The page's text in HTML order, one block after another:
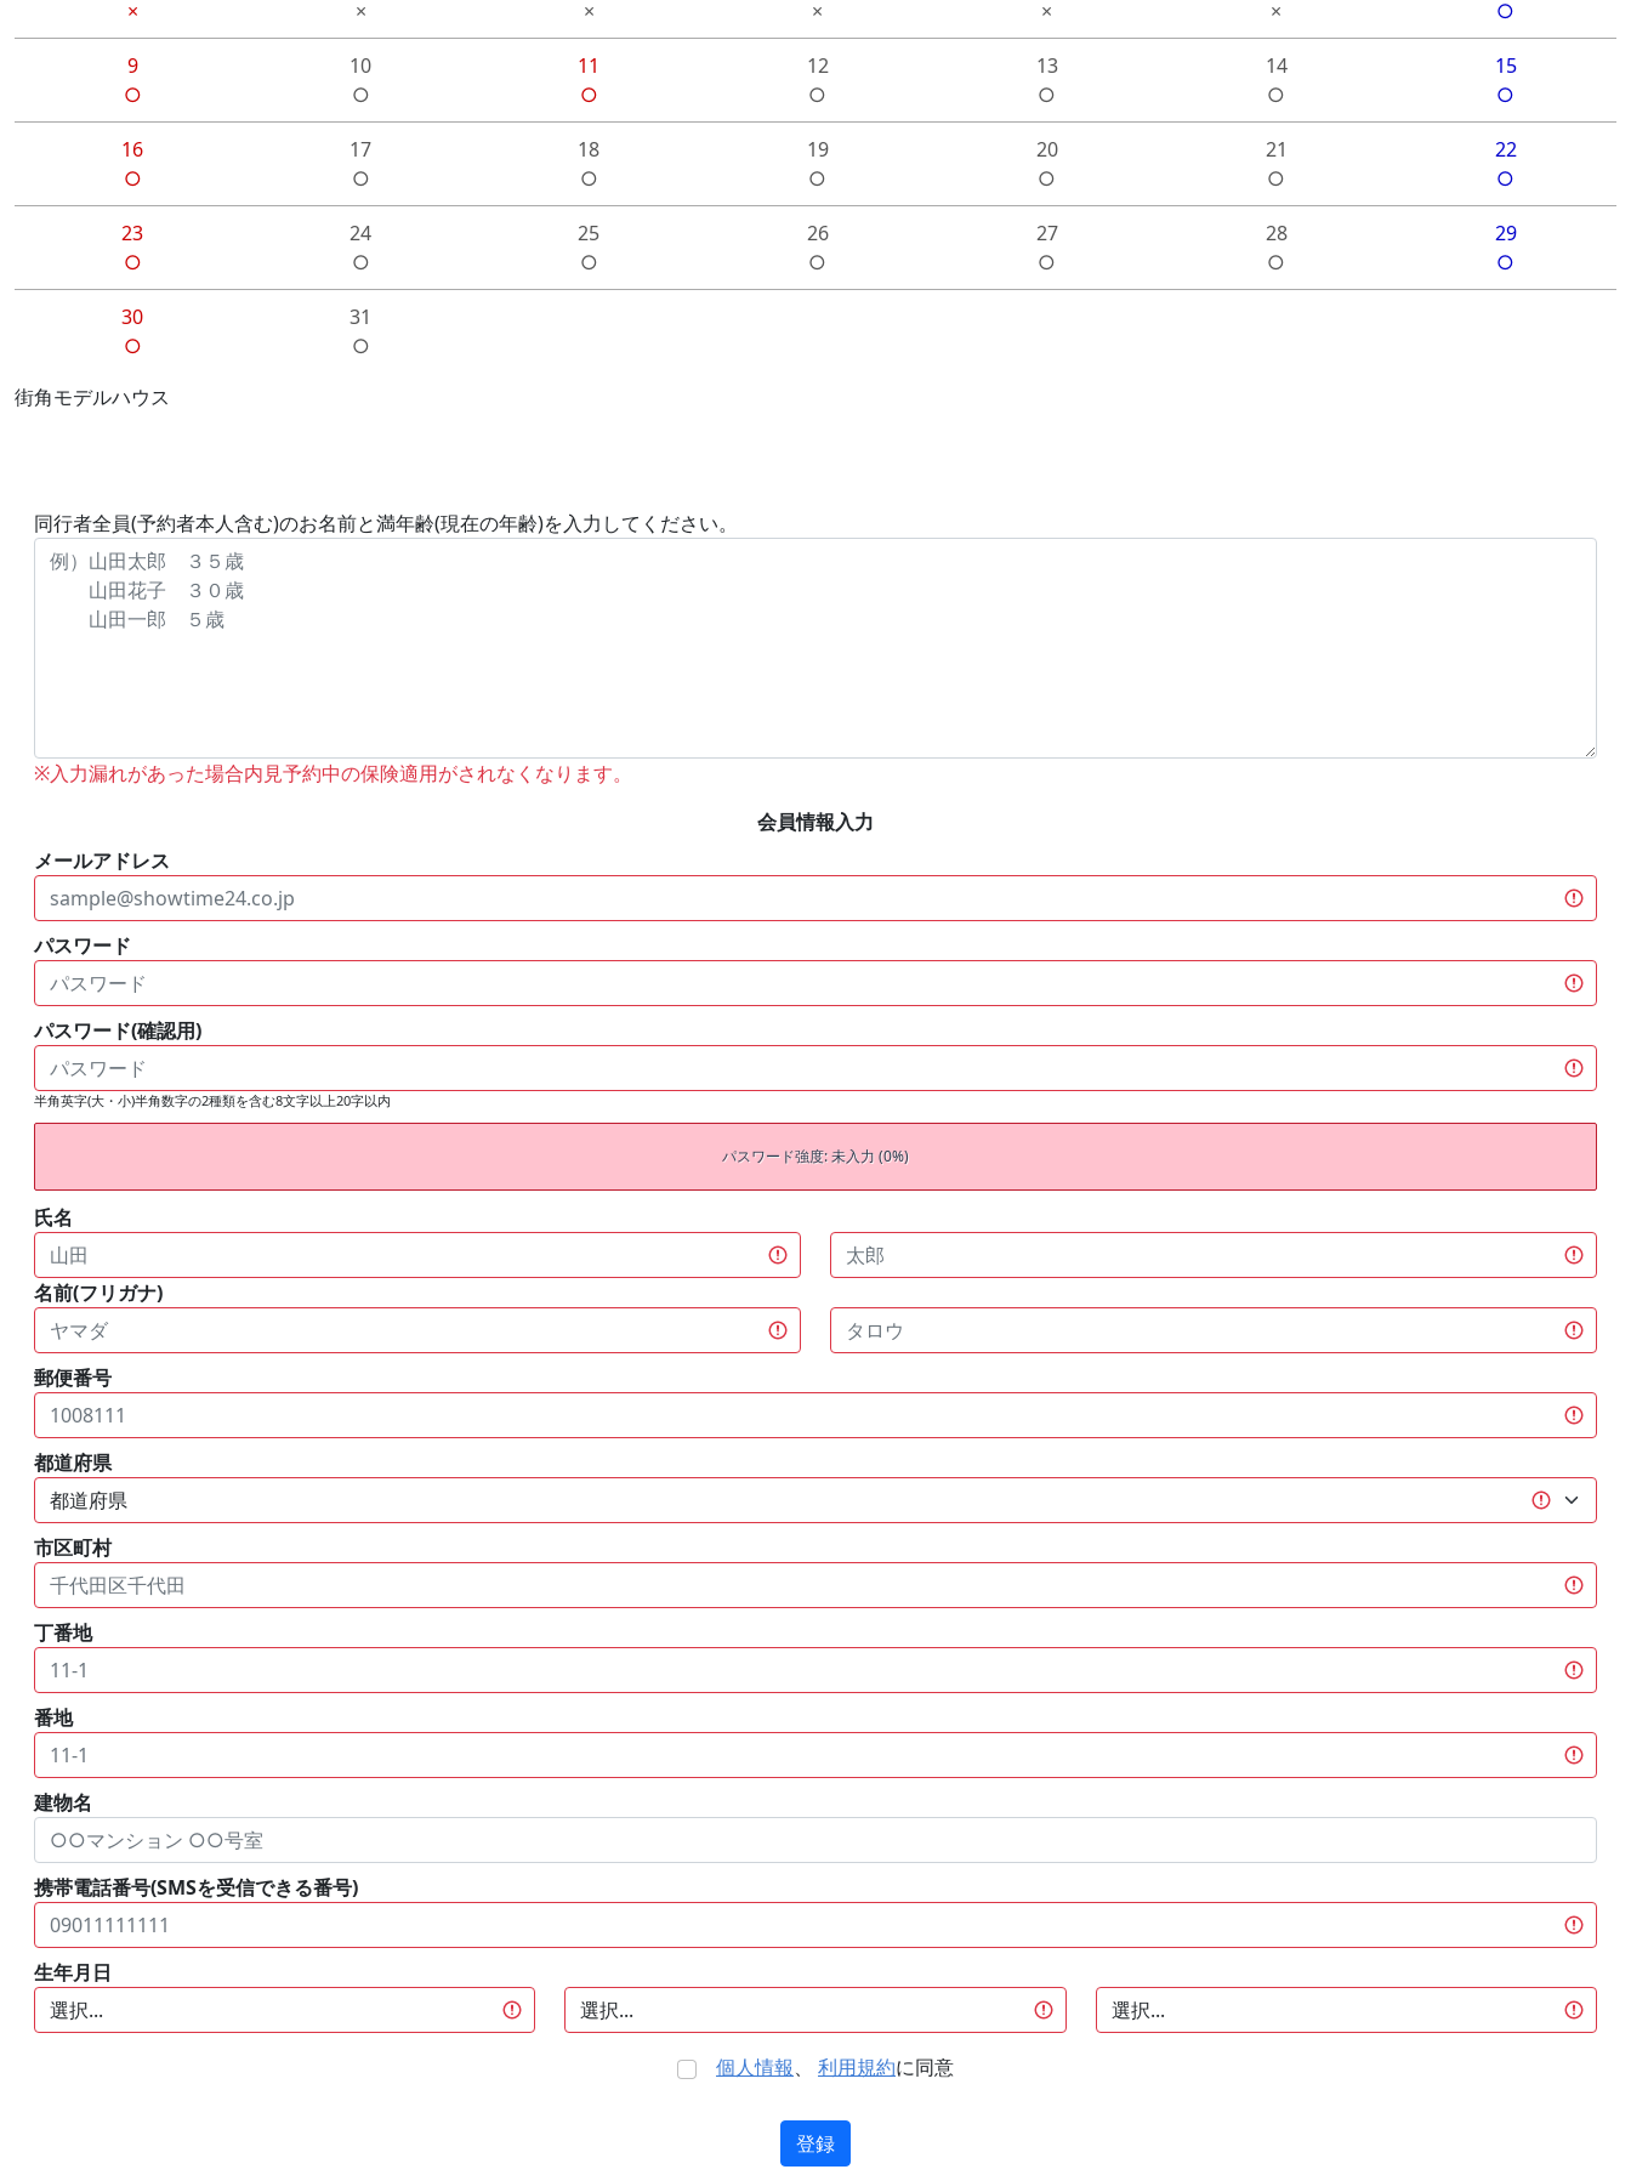
×
×
×
×
×
×
○
9
○
10
○
11
○
12
○
13
○
14
○
15
○
16
○
17
○
18
○
19
○
20
○
21
○
22
○
23
○
24
○
25
○
26
○
27
○
28
○
29
○
30
○
31
○
街角モデルハウス
同行者全員(予約者本人含む)のお名前と満年齢(現在の年齢)を入力してください。
※入力漏れがあった場合内見予約中の保険適用がされなくなります。
会員情報入力
メールアドレス
パスワード
パスワード(確認用)
半角英字(大・小)半角数字の2種類を含む8文字以上20字以内
パスワード強度: 未入力 (0%)
氏名
名前(フリガナ)
郵便番号
都道府県
市区町村
丁番地
番地
建物名
携帯電話番号(SMSを受信できる番号)
生年月日
個人情報、 利用規約に同意
登録